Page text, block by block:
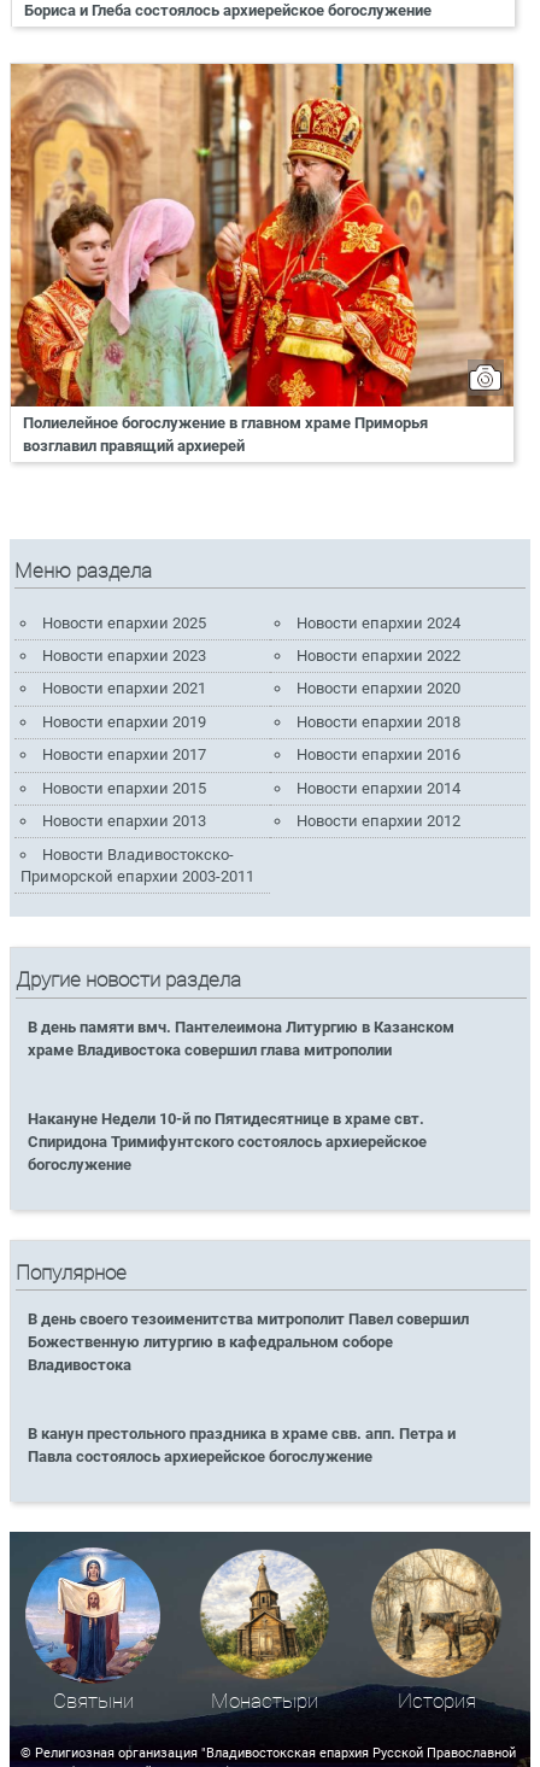
Бориса и Глеба состоялось архиерейское богослужение
Полиелейное богослужение в главном храме Приморья
возглавил правящий архиерей
Меню раздела
Новости епархии 2025
Новости епархии 2024
Новости епархии 2023
Новости епархии 2022
Новости епархии 2021
Новости епархии 2020
Новости епархии 2019
Новости епархии 2018
Новости епархии 2017
Новости епархии 2016
Новости епархии 2015
Новости епархии 2014
Новости епархии 2013
Новости епархии 2012
Новости Владивостокско-
Приморской епархии 2003-2011
Другие новости раздела
В день памяти вмч. Пантелеимона Литургию в Казанском
храме Владивостока совершил глава митрополии
Накануне Недели 10-й по Пятидесятнице в храме свт.
Спиридона Тримифунтского состоялось архиерейское
богослужение
Популярное
В день своего тезоименитства митрополит Павел совершил
Божественную литургию в кафедральном соборе
Владивостока
В канун престольного праздника в храме свв. апп. Петра и
Павла состоялось архиерейское богослужение
Святыни Монастыри История
© Религиозная организация "Владивостокская епархия Русской Православной